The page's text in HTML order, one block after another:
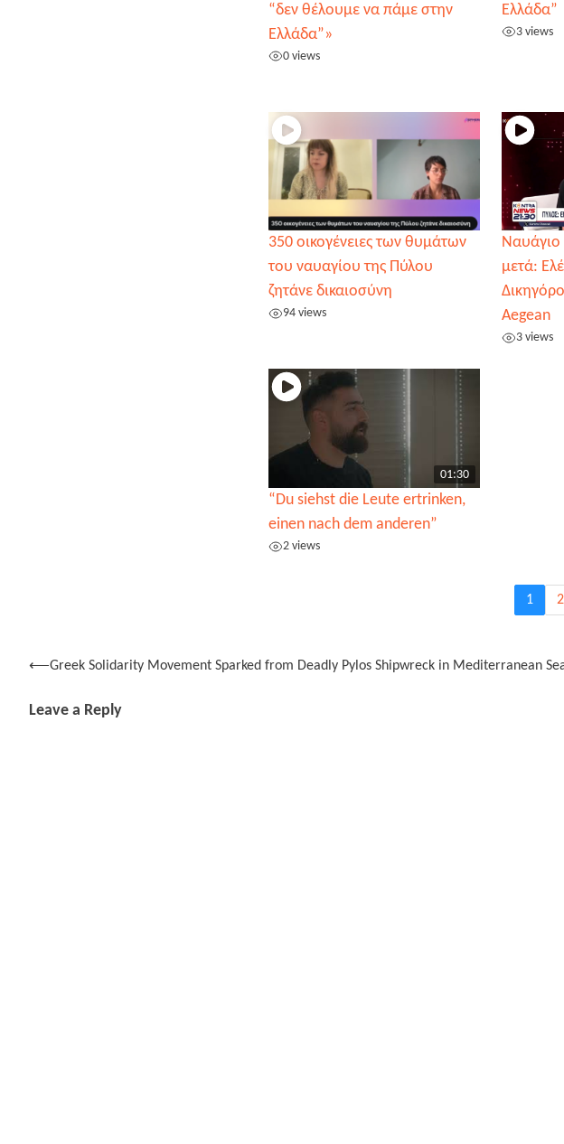
“δεν θέλουμε να πάμε στην
Ελλάδα”»
0 views
Ελλάδα”
3 views
350 οικογένειες των θυμάτων
του ναυαγίου της Πύλου
ζητάνε δικαιοσύνη
94 views
Ναυάγιο
μετά:
Aegean
3 views
01:30
“Du siehst die Leute ertrinken,
einen nach dem anderen”
2 views
1 2
Post
⟵Greek Solidarity Movement Sparked from Deadly Pylos Shipwreck in Mediterranean
Leave a Reply